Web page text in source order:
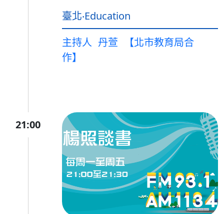
臺北‧Education
主持人 丹萱
【北市教育局合
作】
21:00